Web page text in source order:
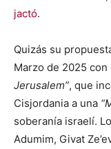
jactó.
Quizás su
Marzo de 2025 con
Jerusalem”, que
Cisjordania a una
soberanía israelí.
Adumim, Givat